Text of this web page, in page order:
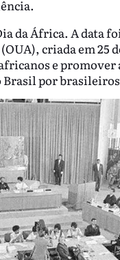
da África. A data
criada em 25
e
por